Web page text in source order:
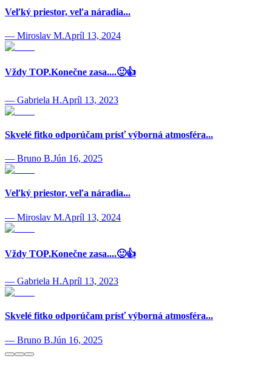
Veľký priestor, veľa náradia...
— Miroslav M.Apríl 13, 2024
Vždy TOP.Konečne zasa....🙂👍
— Gabriela H.Apríl 13, 2023
Skvelé fitko odporúčam prísť výborná atmosféra...
— Bruno B.Jún 16, 2025
Veľký priestor, veľa náradia...
— Miroslav M.Apríl 13, 2024
Vždy TOP.Konečne zasa....🙂👍
— Gabriela H.Apríl 13, 2023
Skvelé fitko odporúčam prísť výborná atmosféra...
— Bruno B.Jún 16, 2025